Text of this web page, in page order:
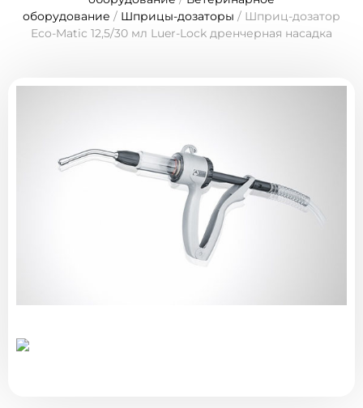
оборудование / Шприцы-дозаторы / Шприц-дозатор
Eco-Matic 12,5/30 мл Luer-Lock дренчерная насадка